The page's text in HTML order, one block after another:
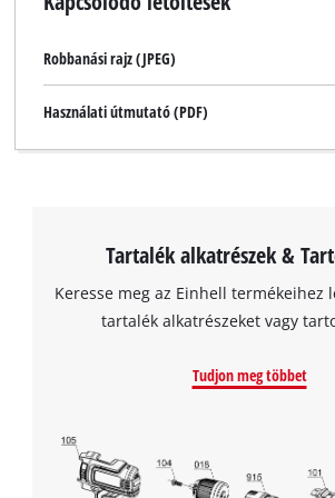
Robbanási rajz (JPEG)
Használati útmutató (PDF)
Tartalék alkatrészek &
Keresse meg az Einhell termékeihez
tartalék alkatrészeket vagy
Tudjon meg többet